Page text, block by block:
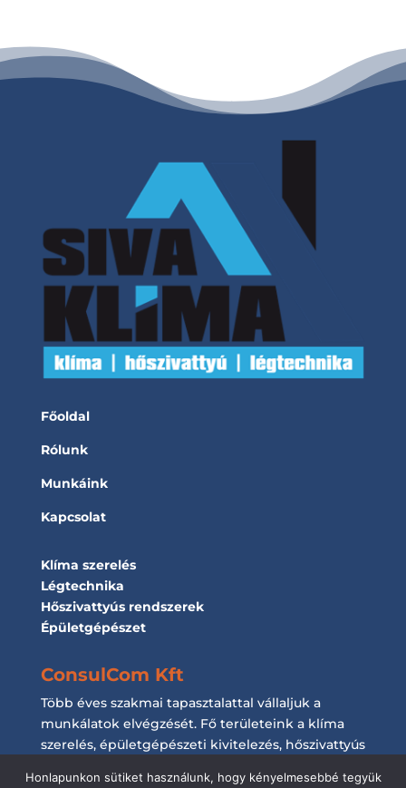
Főoldal
Rólunk
Munkáink
Kapcsolat
Klíma szerelés
Légtechnika
Hőszivattyús rendszerek
Épületgépészet
ConsulCom Kft
Több éves szakmai tapasztalattal vállaljuk a
munkálatok elvégzését. Fő területeink a klíma
szerelés, épületgépészeti kivitelezés, hőszivattyús
Honlapunkon sütiket használunk, hogy kényelmesebbé tegyük